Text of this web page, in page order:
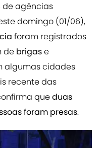
de agências
domingo (01/06),
foram registrados
de brigase
algumas cidades
recente das
queduas
foram presas.